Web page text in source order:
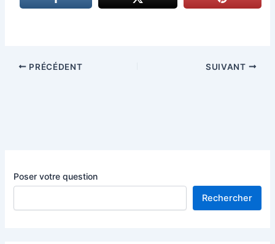
Poser votre question
Rechercher
PRÉCÉDENT SUIVANT